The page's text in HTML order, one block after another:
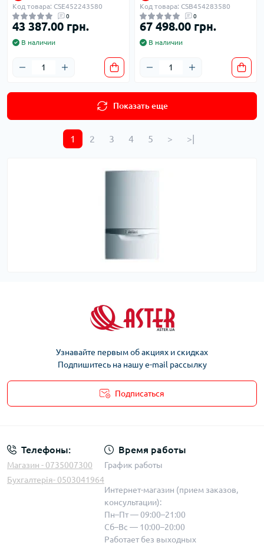
Код товара: CSE452243580
0
43 387.00 грн.
В наличии
Код товара: CSB454283580
0
67 498.00 грн.
В наличии
Показать еще
1 2 3 4 5 > >|
Узнавайте первым об акциях и скидках
Подпишитесь на нашу e-mail рассылку
Подписаться
Телефоны:
Магазин - 0735007300
Бухгалтерія- 0503041964
Время работы
График работы
Интернет-магазин (прием заказов,
консультации):
Пн–Пт — 09:00–21:00
Сб–Вс — 10:00–20:00
Работает без выходных